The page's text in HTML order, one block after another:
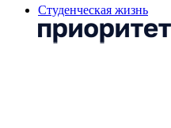
Студенческая жизнь